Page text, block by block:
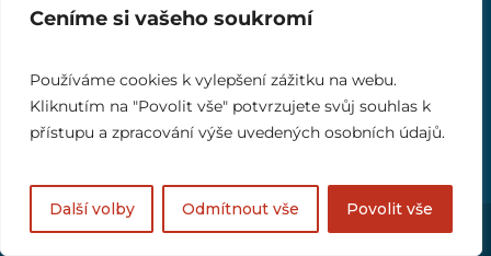
Ceníme si vašeho soukromí
Používáme cookies k vylepšení zážitku na webu.
Kliknutím na "Povolit vše" potvrzujete svůj souhlas k
přístupu a zpracování výše uvedených osobních údajů.
Další volby Odmítnout vše Povolit vše
Career
Quality of Care
Ombudsman
Nemocnice Jihlava © 2023 / All rights reserved